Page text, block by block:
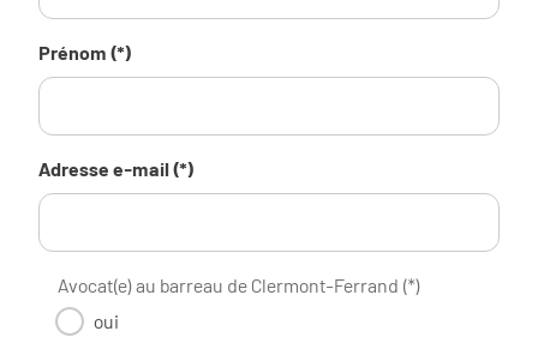
Prénom (*)
Adresse e-mail (*)
Avocat(e) au barreau de Clermont-Ferrand (*)
oui